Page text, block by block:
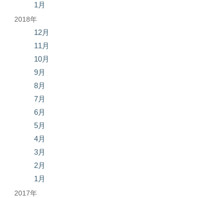
1月
2018年
12月
11月
10月
9月
8月
7月
6月
5月
4月
3月
2月
1月
2017年